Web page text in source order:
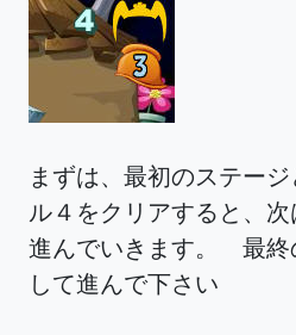
まずは、最初のステー
ル４をクリアすると、
進んでいきます。 最終
して進んで下さい